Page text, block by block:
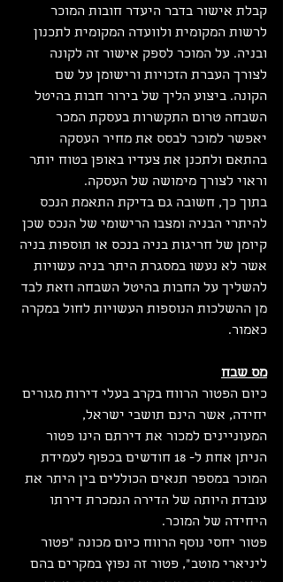
קבלת אישור בדבר היעדר חובות המוכר
לרשות המקומית ולוועדה המקומית לתכנון
ובניה. על המוכר לספק אישור זה לקונה
לצורך העברת הזכויות ורישומן על שם
הקונה. ביצוע הליך של בירור חבות בהיטל
השבחה טרום התקשרות בעסקת המכר
יאפשר למוכר לבסס את מחיר העסקה
בהתאם ולתכנן את צעדיו באופן בטוח יותר
וראוי לצורך מימושה של העסקה.
בתוך כך, חשובה גם בדיקת התאמת הנכס
להיתרי הבניה ומצבו הרישומי של הנכס שכן
קיומן של חריגות בניה בנכס או תוספות בניה
אשר לא נעשו במסגרת היתר בניה עשויות
להשליך על החבות בהיטל השבחה וזאת לבד
מן ההשלכות הנוספות העשויות לחול במקרה
כאמור.
מס שבח
כיום הפטור הרווח בקרב בעלי דירות מגורים
יחידה, אשר הינם תושבי ישראל,
המעוניינים למכור את דירתם הינו פטור
הניתן אחת ל- 18 חודשים בכפוף לעמידת
המוכר במספר תנאים הכוללים בין היתר את
עובדת היותה של הדירה הנמכרת דירתו
היחידה של המוכר.
פטור יחסי נוסף הרווח כיום מכונה "פטור
ליניארי מוטב", פטור זה נפוץ במקרים בהם